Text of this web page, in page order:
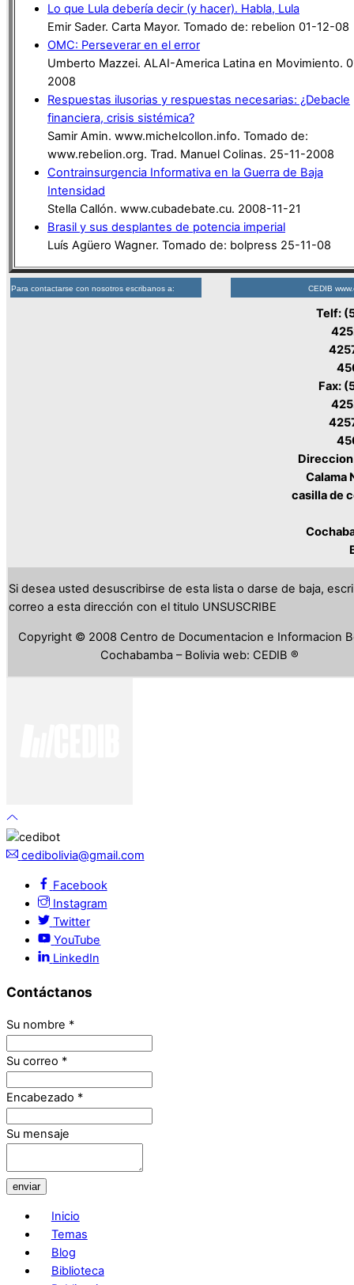
Lo que Lula debería decir (y hacer). Habla, Lula
Emir Sader. Carta Mayor. Tomado de: rebelion 01-12-08
OMC: Perseverar en el error
Umberto Mazzei. ALAI-America Latina en Movimiento.
2008
Respuestas ilusorias y respuestas necesarias: ¿Debacle
financiera, crisis sistémica?
Samir Amin. www.michelcollon.info. Tomado de:
www.rebelion.org. Trad. Manuel Colinas. 25-11-2008
Contrainsurgencia Informativa en la Guerra de Baja
Intensidad
Stella Callón. www.cubadebate.cu. 2008-11-21
Brasil y sus desplantes de potencia imperial
Luís Agüero Wagner. Tomado de: bolpress 25-11-08
Para contactarse con nosotros escribanos a: CEDIB
Telf:
Fax:
Calama
casilla de
Si desea usted desuscribirse de esta lista o darse de baja,
correo a esta dirección con el titulo UNSUSCRIBE
Copyright © 2008 Centro de Documentacion e Informacion
Cochabamba – Bolivia web: CEDIB ®
cedibolivia@gmail.com
Facebook
Instagram
Twitter
YouTube
LinkedIn
Contáctanos
Su nombre *
Su correo *
Encabezado *
Su mensaje
enviar
Inicio
Temas
Blog
Biblioteca